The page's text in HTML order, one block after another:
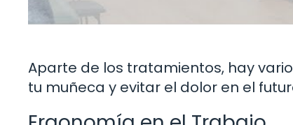
Aparte de los tratamientos, hay
tu muñeca y evitar el dolor en el